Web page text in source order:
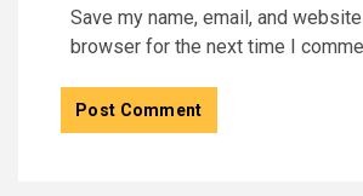
Save my name, email, and
browser for the next time I